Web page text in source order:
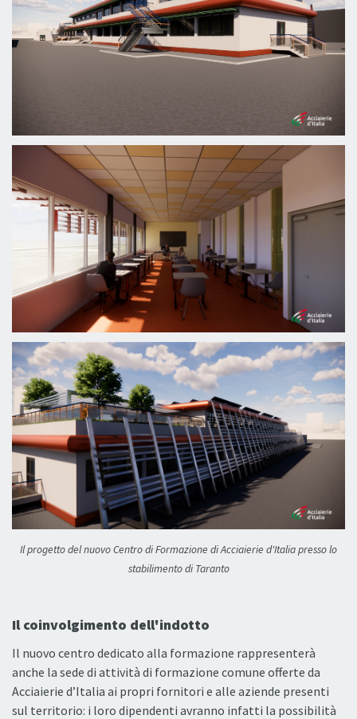
Il progetto del nuovo Centro di Formazione di Acciaierie d'Italia presso lo
stabilimento di Taranto
Il coinvolgimento dell'indotto
Il nuovo centro dedicato alla formazione rappresenterà
anche la sede di attività di formazione comune offerte da
Acciaierie d’Italia ai propri fornitori e alle aziende presenti
sul territorio: i loro dipendenti avranno infatti la possibilità